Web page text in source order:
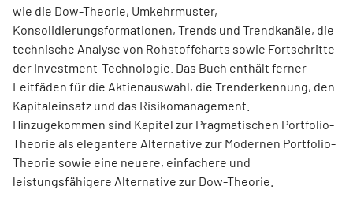
wie die Dow-Theorie, Umkehrmuster,
Konsolidierungsformationen, Trends und Trend­kanäle, die
technische Analyse von Rohstoffcharts sowie Fortschritte
der Investment-Technologie. Das Buch enthält ferner
Leitfäden für die Aktienauswahl, die Trenderkennung, den
Kapitaleinsatz und das Risikomanagement.
Hinzugekommen sind Kapitel zur Pragmatischen Portfolio-
Theorie als elegantere Alternative zur Modernen Portfolio-
Theorie sowie eine neuere, einfachere und
leistungsfähigere Alternative zur Dow-Theorie.